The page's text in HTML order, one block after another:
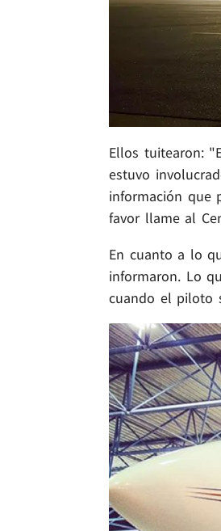
Ellos tuitearon:
estuvo
información que
favor llame al
En cuanto a lo
informaron. Lo
cuando el piloto